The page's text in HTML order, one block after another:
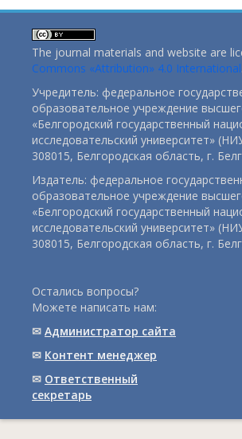
The journal materials and website are
Commons «Attribution» 4.0 International
Учредитель: федеральное
образовательное учреждение
«Белгородский государственный
исследовательский университет»
308015, Белгородская область, г.
Издатель: федеральное
образовательное учреждение
«Белгородский государственный
исследовательский университет»
308015, Белгородская область, г.
Остались вопросы?
Можете написать нам:
✉ Администратор сайта
✉ Контент менеджер
✉ Ответственный
cекретарь